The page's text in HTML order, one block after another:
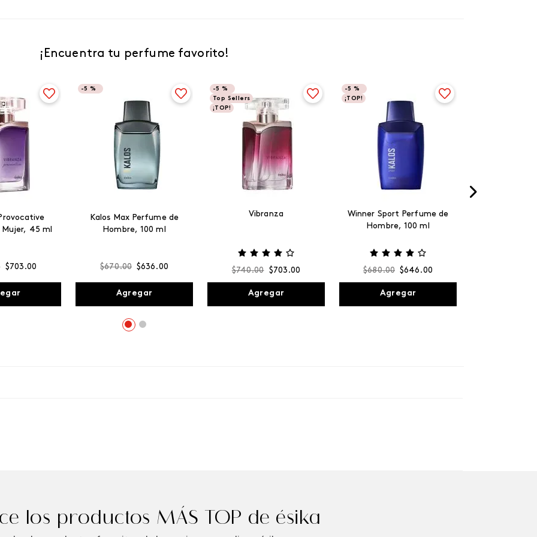
¡Encuentra tu perfume favorito!
45 ml
$703 .00
-5 %
Kalos Max Perfume de
Hombre, 100 ml
$670.00 $636 .00
Agregar
-5 %
Top Sellers
¡TOP!
Vibranza
$740.00 $703 .00
Agregar
-5 %
¡TOP!
Winner Sport Perfume de
Hombre, 100 ml
$680.00 $646 .00
Agregar
los productos MÁS TOP de ésika